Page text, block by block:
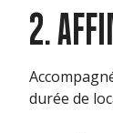
2.
durée de